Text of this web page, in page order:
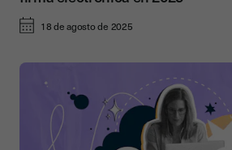
18 de agosto de 2025